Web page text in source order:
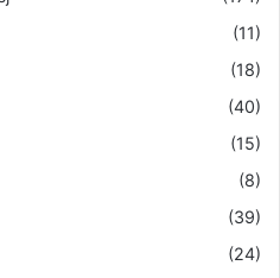
(11)
(18)
(40)
(15)
(8)
(39)
(24)